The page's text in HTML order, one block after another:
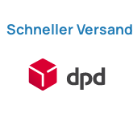
Schneller Versand